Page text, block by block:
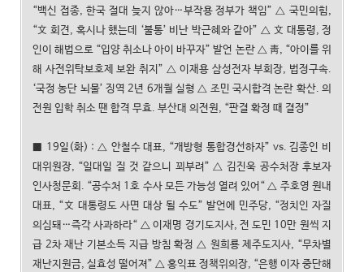
“백신 접종, 한국 절대 늦지 않아…부작용 정부가 책임” △ 국민의힘,
“文 회견, 혹시나 했는데 ‘불통’ 비난 박근혜와 같아” △ 文 대통령, 정
인이 해법으로 “입양 취소나 아이 바꾸자” 발언 논란 △ 靑, “아이를 위
해 사전위탁보호제 보완 취지” △ 이재용 삼성전자 부회장, 법정구속.
‘국정 농단 뇌물’ 징역 2년 6개월 실형 △ 조민 국시합격 논란 확산. 의
전원 입학 취소 땐 합격 무효. 부산대 의전원, “판결 확정 때 결정”
■ 19일(화) : △ 안철수 대표, “개방형 통합경선하자” vs. 김종인 비
대위원장, “일대일 질 것 같으니 꾀부려” △ 김진욱 공수처장 후보자
인사청문회. “공수처 1호 수사 모든 가능성 열려 있어“ △ 주호영 원내
대표, “文 대통령도 사면 대상 될 수도” 발언에 민주당, “정치인 자질
의심돼…즉각 사과하라“ △ 이재명 경기도지사, 전 도민 10만 원씩 지
급 2차 재난 기본소득 지급 방침 확정 △ 원희룡 제주도지사, “무차별
재난지원금, 실효성 떨어져” △ 홍익표 정책위의장, “은행 이자 중단해